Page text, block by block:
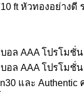
ft หัวทองอย่างดี
อล AAA โปรโมชั่
อล AAA โปรโมชั่
และ